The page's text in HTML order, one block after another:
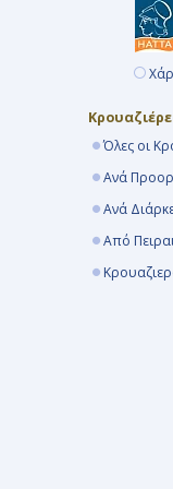
Όλες οι
Ανά
Ανά
Από